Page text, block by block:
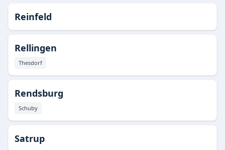
Reinfeld
Rellingen
Thesdorf
Rendsburg
Schuby
Satrup